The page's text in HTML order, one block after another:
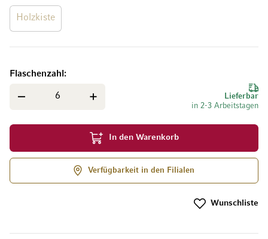
Holzkiste
Lieferbar
in 2-3 Arbeitstagen
Flaschenzahl
In den Warenkorb
Verfügbarkeit in den Filialen
Wunschliste